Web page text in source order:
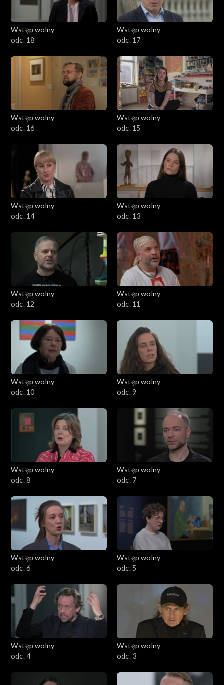
Wstęp wolny
odc. 18
Wstęp wolny
odc. 17
Wstęp wolny
odc. 16
Wstęp wolny
odc. 15
Wstęp wolny
odc. 14
Wstęp wolny
odc. 13
Wstęp wolny
odc. 12
Wstęp wolny
odc. 11
Wstęp wolny
odc. 10
Wstęp wolny
odc. 9
Wstęp wolny
odc. 8
Wstęp wolny
odc. 7
Wstęp wolny
odc. 6
Wstęp wolny
odc. 5
Wstęp wolny
odc. 4
Wstęp wolny
odc. 3